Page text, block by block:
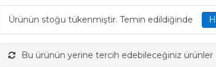
Ürünün stoğu tükenmiştir. Temin edildiğinde
Bu ürünün yerine tercih edebileceğiniz ürünler